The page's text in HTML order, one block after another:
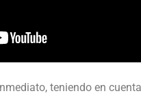
teniendo en